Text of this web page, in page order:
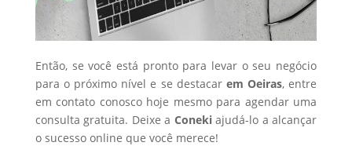
Então, se você está pronto para levar o seu negócio
para o próximo nível e se destacar em Oeiras, entre
em contato conosco hoje mesmo para agendar uma
consulta gratuita. Deixe a Conekiajudá-lo a alcançar
o sucesso online que você merece!